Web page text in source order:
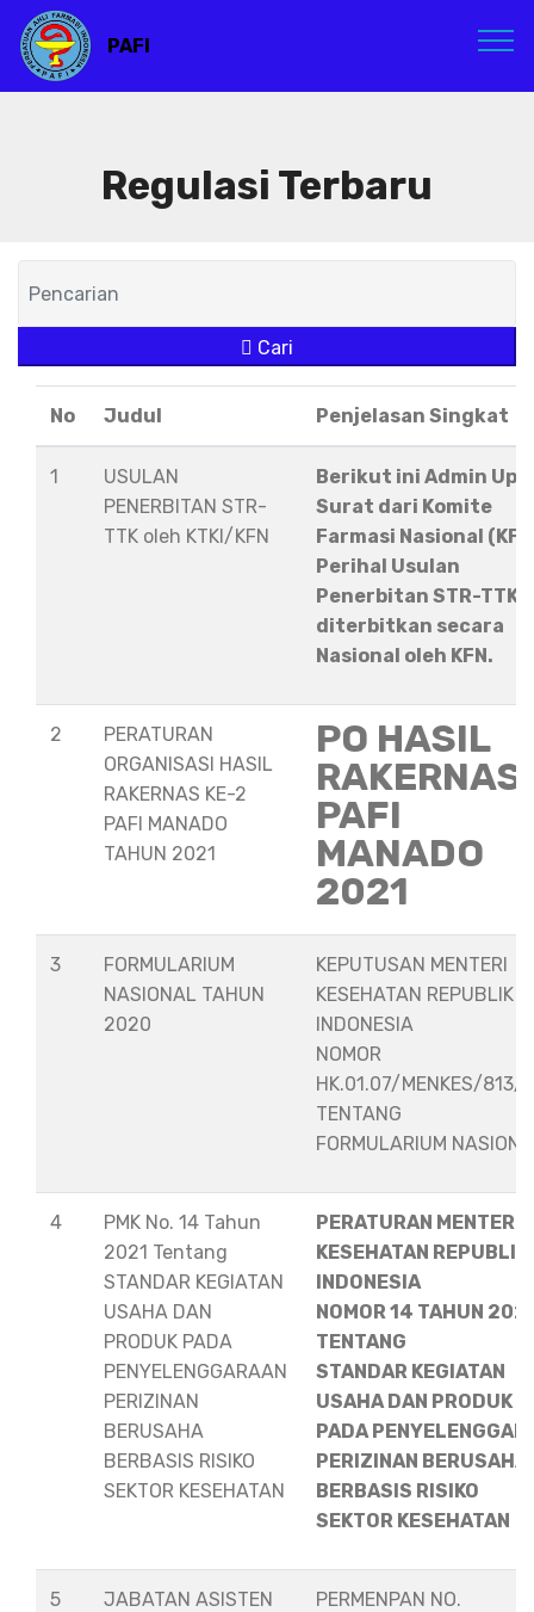
PAFI
Regulasi Terbaru
Cari
No Judul Penjelasan Singkat
1
USULAN
PENERBITAN STR-
TTK oleh KTKI/KFN
Berikut ini Admin
Surat dari Komite
Farmasi Nasional
Perihal Usulan
Penerbitan STR-TTK
diterbitkan secara
Nasional oleh KFN.
2
PERATURAN
ORGANISASI HASIL
RAKERNAS KE-2
PAFI MANADO
TAHUN 2021
PO HASIL
RAKERNAS
PAFI
MANADO
2021
3
FORMULARIUM
NASIONAL TAHUN
2020
KEPUTUSAN MENTERI
KESEHATAN REPUBLIK
INDONESIA
NOMOR
HK.01.07/MENKES/813/
TENTANG
FORMULARIUM
4
PMK No. 14 Tahun
2021 Tentang
STANDAR KEGIATAN
USAHA DAN
PRODUK PADA
PENYELENGGARAAN
PERIZINAN
BERUSAHA
BERBASIS RISIKO
SEKTOR KESEHATAN
PERATURAN MENTERI
KESEHATAN REPUBLIK
INDONESIA
NOMOR 14 TAHUN
TENTANG
STANDAR KEGIATAN
USAHA DAN PRODUK
PADA
PERIZINAN BERUSAHA
BERBASIS RISIKO
SEKTOR KESEHATAN
5
JABATAN ASISTEN
PERMENPAN NO.